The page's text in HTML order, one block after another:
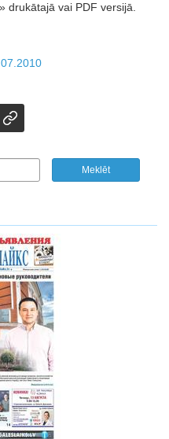
drukātajā vai PDF versijā.